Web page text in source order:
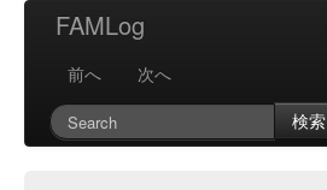
FAMLog
前へ
次へ
検索